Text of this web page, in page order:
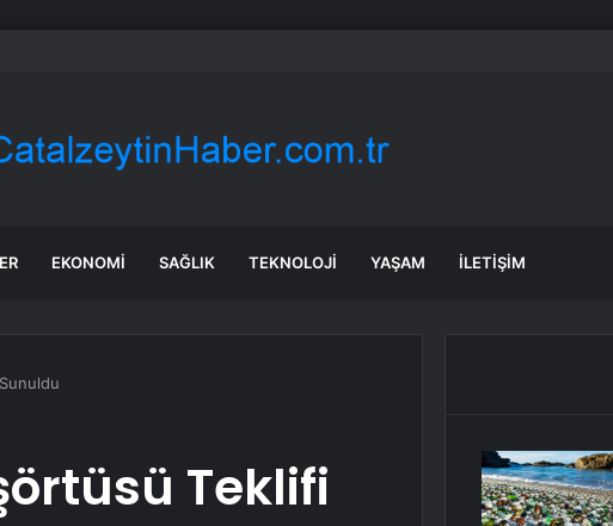
çift, gizli bölmede deste deste para buldu
EKONOMI SAĞLIK TEKNOLOJI YAŞAM İLETIŞIM
Teklifi